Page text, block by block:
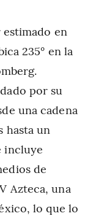
en
235° en la
por su
una cadena
hasta un
incluye
de
Azteca, una
lo que lo